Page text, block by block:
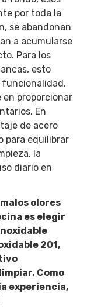
por toda la
se abandonan
a acumularse
Para los
esto
funcionalidad.
en proporcionar
En
de acero
para equilibrar
la
diario en
olores
es elegir
201,
. Como
experiencia,